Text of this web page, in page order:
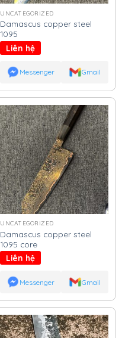
UNCATEGORIZED
Damascus copper steel
1095
Liên hệ
Messenger Gmail
UNCATEGORIZED
Damascus copper steel
1095 core
Liên hệ
Messenger Gmail